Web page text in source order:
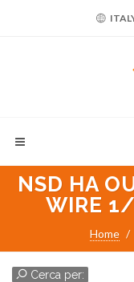
NSD HA
WIRE
Home
Cerca per: